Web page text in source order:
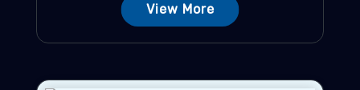
View More